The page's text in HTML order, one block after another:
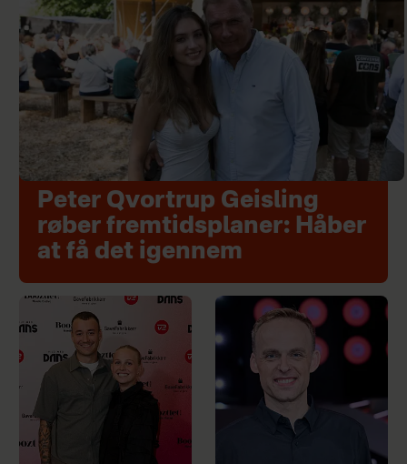
Peter Qvortrup Geisling
røber fremtidsplaner: Håber
at få det igennem